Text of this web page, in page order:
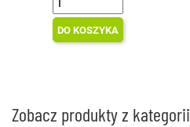
DO KOSZYKA
Zobacz produkty z kategorii